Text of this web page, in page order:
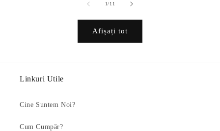
1/din
11
Afișați tot
Linkuri Utile
Cine Suntem Noi?
Cum Cumpăr?